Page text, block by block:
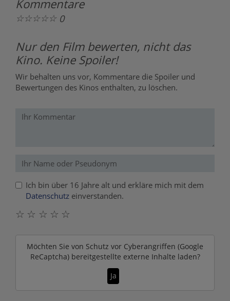
Kommentare
☆☆☆☆☆ 0
Nur den Film bewerten, nicht das
Kino. Keine Spoiler!
Wir behalten uns vor, Kommentare die Spoiler und
Bewertungen des Kinos enthalten, zu löschen.
Ich bin über 16 Jahre alt und erkläre mich mit dem
Datenschutz einverstanden.
☆
☆
☆
☆
☆
Möchten Sie von Schutz vor Cyberangriffen (Google
ReCaptcha)bereitgestellte externe Inhalte laden?
Ja